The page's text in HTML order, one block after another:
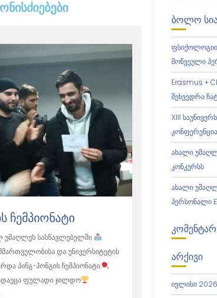
ᲩᲔᲛᲞᲘᲝᲜᲐᲢᲘ
უმაღლეს სასწავლებელში
და უნივერსიტეტის
პინგ-პონგის ჩემპიონატი.
ფულადი ჯილდო
ᲑᲝᲚᲝ
მოწვეული
Erasmus +
შეხვედრა
XIII
კონფერენცია
ახალი
კონკურსს
ახალი
პერსონალი
ᲐᲠᲥᲘᲕᲘ
ივლისი 2026